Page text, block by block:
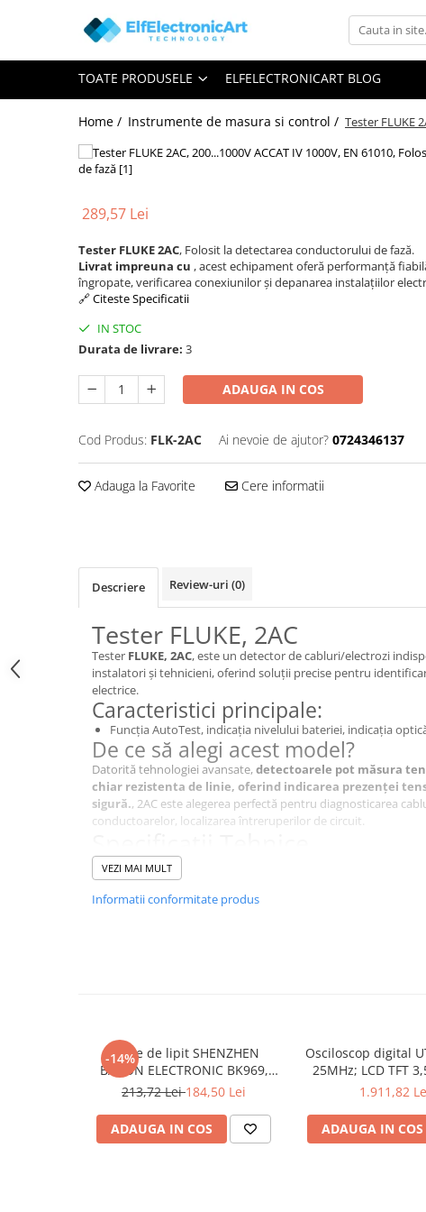
Toate Produsele
Audio
Instrumente de masura si control
Clesti Ampermetrici
Scule Atelier
Surse de alimentare
Termometre
Osciloscoape
Osciloscoape AXIOMET
Osciloscoape FLUKE
Osciloscoape HANTEK
Osciloscoape Peaktech
Osciloscoape ROHDE & SCHWARZ
Osciloscoape TELEDYNE LECROY
Osciloscoape UNI-T
TOATE PRODUSELE ELFELECTRONICART BLOG
Home / Instrumente de masura si control / Tester FLUKE
289,57 Lei
Tester FLUKE 2AC, Folosit la detectarea conductorului de fază.
Livrat impreuna cu , acest echipament oferă performanță
îngropate, verificarea conexiunilor și depanarea instalațiilor
🔗 Citeste Specificatii
IN STOC
Durata de livrare: 3
ADAUGA IN COS
Cod Produs: FLK-2AC Ai nevoie de ajutor? 0724346137
Adauga la Favorite Cere informatii
Descriere Review-uri (0)
Tester FLUKE, 2AC
Tester FLUKE, 2AC, este un detector de cabluri/electrozi
instalatori și tehnicieni, oferind soluții precise pentru
electrice.
Caracteristici principale:
Funcția AutoTest, indicația nivelului bateriei, indicația
De ce să alegi acest model?
Datorită tehnologiei avansate,detectoarele pot măsura
chiar rezistenta de linie, oferind indicarea prezenței
sigură., 2AC este alegerea perfectă pentru diagnosticarea
conductoarelor, localizarea întreruperilor de circuit.
Caracteristică
Tipul contorului
Interval detectie tensiune
Interval frecventa detectie
Alimentare de la
VEZI MAI MULT
Informatii conformitate produs
-14%
Stație de lipit SHENZHEN
BAKON ELECTRONIC BK969,
200...480°C control analogic, cu
213,72 Lei184,50 Lei
ADAUGA IN COS
Osciloscop digital
25MHz; LCD TFT
250Msps; 12kpts
1.911,82
ADAUGA IN COS